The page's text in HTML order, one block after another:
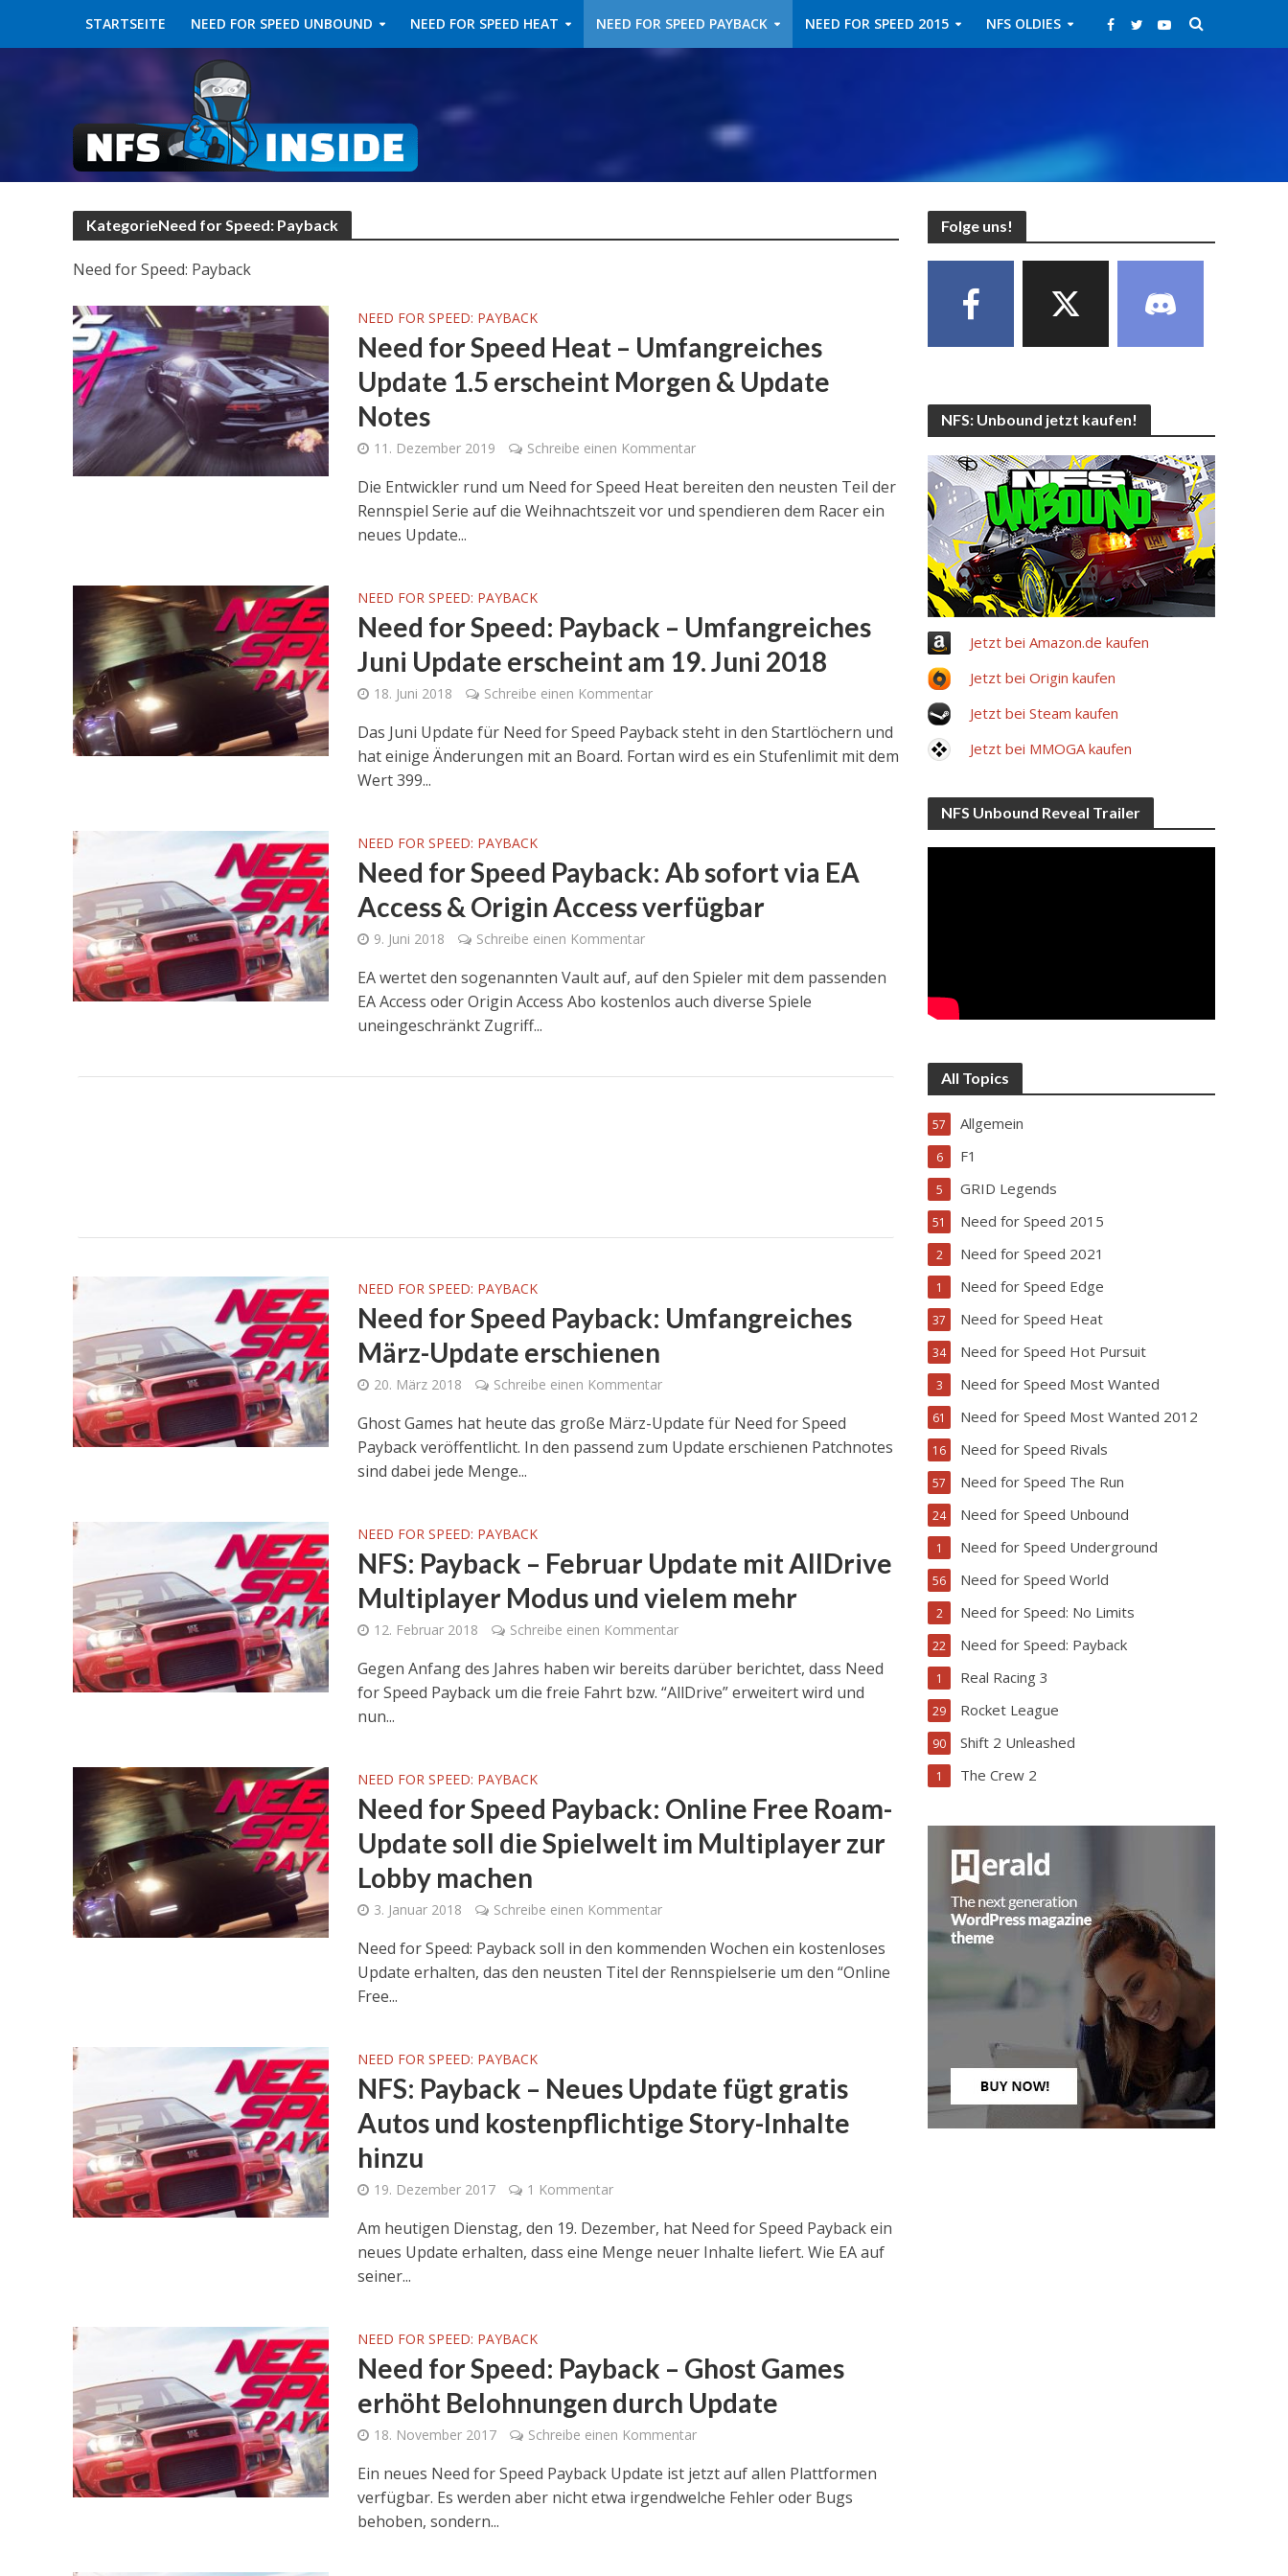
STARTSEITE NEED FOR SPEED UNBOUND NEED FOR SPEED HEAT NEED FOR SPEED PAYBACK NEED FOR SPEED 2015 NFS OLDIES
KategorieNeed for Speed: Payback
Need for Speed: Payback
NEED FOR SPEED: PAYBACK
Need for Speed Heat – Umfangreiches
Update 1.5 erscheint Morgen & Update
Notes
11. Dezember 2019 Schreibe einen Kommentar
Die Entwickler rund um Need for Speed Heat bereiten den neusten Teil der
Rennspiel Serie auf die Weihnachtszeit vor und spendieren dem Racer ein
neues Update...
NEED FOR SPEED: PAYBACK
Need for Speed: Payback – Umfangreiches
Juni Update erscheint am 19. Juni 2018
18. Juni 2018 Schreibe einen Kommentar
Das Juni Update für Need for Speed Payback steht in den Startlöchern und
hat einige Änderungen mit an Board. Fortan wird es ein Stufenlimit mit dem
Wert 399...
NEED FOR SPEED: PAYBACK
Need for Speed Payback: Ab sofort via EA
Access & Origin Access verfügbar
9. Juni 2018 Schreibe einen Kommentar
EA wertet den sogenannten Vault auf, auf den Spieler mit dem passenden
EA Access oder Origin Access Abo kostenlos auch diverse Spiele
uneingeschränkt Zugriff...
NEED FOR SPEED: PAYBACK
Need for Speed Payback: Umfangreiches
März-Update erschienen
20. März 2018 Schreibe einen Kommentar
Ghost Games hat heute das große März-Update für Need for Speed
Payback veröffentlicht. In den passend zum Update erschienen Patchnotes
sind dabei jede Menge...
NEED FOR SPEED: PAYBACK
NFS: Payback – Februar Update mit AllDrive
Multiplayer Modus und vielem mehr
12. Februar 2018 Schreibe einen Kommentar
Gegen Anfang des Jahres haben wir bereits darüber berichtet, dass Need
for Speed Payback um die freie Fahrt bzw. “AllDrive” erweitert wird und
nun...
NEED FOR SPEED: PAYBACK
Need for Speed Payback: Online Free Roam-
Update soll die Spielwelt im Multiplayer zur
Lobby machen
3. Januar 2018 Schreibe einen Kommentar
Need for Speed: Payback soll in den kommenden Wochen ein kostenloses
Update erhalten, das den neusten Titel der Rennspielserie um den “Online
Free...
NEED FOR SPEED: PAYBACK
NFS: Payback – Neues Update fügt gratis
Autos und kostenpflichtige Story-Inhalte
hinzu
19. Dezember 2017 1 Kommentar
Am heutigen Dienstag, den 19. Dezember, hat Need for Speed Payback ein
neues Update erhalten, dass eine Menge neuer Inhalte liefert. Wie EA auf
seiner...
NEED FOR SPEED: PAYBACK
Need for Speed: Payback – Ghost Games
erhöht Belohnungen durch Update
18. November 2017 Schreibe einen Kommentar
Ein neues Need for Speed ​​Payback Update ist jetzt auf allen Plattformen
verfügbar. Es werden aber nicht etwa irgendwelche Fehler oder Bugs
behoben, sondern...
Folge uns!
NFS: Unbound jetzt kaufen!
Jetzt bei Amazon.de kaufen
Jetzt bei Origin kaufen
Jetzt bei Steam kaufen
Jetzt bei MMOGA kaufen
NFS Unbound Reveal Trailer
All Topics
Allgemein
57
F1
6
GRID Legends
5
Need for Speed 2015
51
Need for Speed 2021
2
Need for Speed Edge
1
Need for Speed Heat
37
Need for Speed Hot Pursuit
34
Need for Speed Most Wanted
3
Need for Speed Most Wanted 2012
61
Need for Speed Rivals
16
Need for Speed The Run
57
Need for Speed Unbound
24
Need for Speed Underground
1
Need for Speed World
56
Need for Speed: No Limits
2
Need for Speed: Payback
22
Real Racing 3
1
Rocket League
29
Shift 2 Unleashed
90
The Crew 2
1